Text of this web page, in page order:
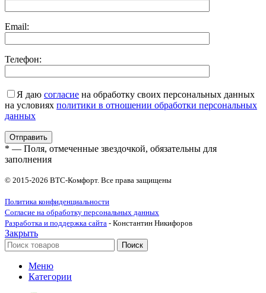
Email:
Телефон:
Я даю согласие на обработку своих персональных данных
на условиях политики в отношении обработки персональных
данных
* — Поля, отмеченные звездочкой, обязательны для
заполнения
© 2015-2026 ВТС-Комфорт. Все права защищены
Политика конфиденциальности
Согласие на обработку персональных данных
Разработка и поддержка сайта - Константин Никифоров
Закрыть
Поиск
Меню
Категории